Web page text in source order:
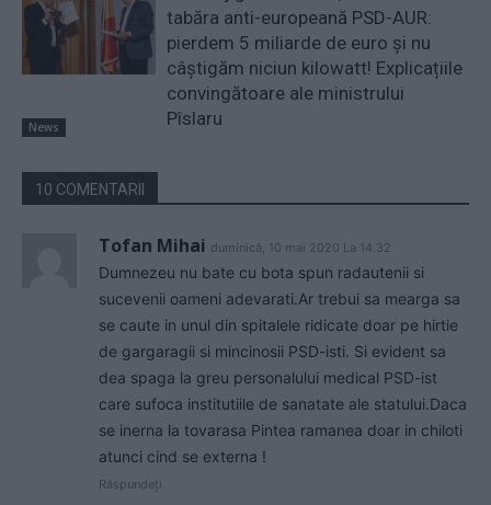
News
tabăra anti-europeană PSD-AUR:
pierdem 5 miliarde de euro și nu
câștigăm niciun kilowatt! Explicațiile
convingătoare ale ministrului
Pîslaru
10 COMENTARII
Tofan Mihai duminică, 10 mai 2020 La 14.32
Dumnezeu nu bate cu bota spun radautenii si
sucevenii oameni adevarati.Ar trebui sa mearga sa
se caute in unul din spitalele ridicate doar pe hirtie
de gargaragii si mincinosii PSD-isti. Si evident sa
dea spaga la greu personalului medical PSD-ist
care sufoca institutiile de sanatate ale statului.Daca
se inerna la tovarasa Pintea ramanea doar in chiloti
atunci cind se externa !
Răspundeți